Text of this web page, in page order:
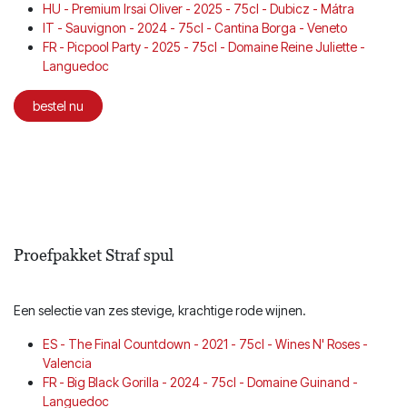
HU - Premium Irsai Oliver - 2025 - 75cl - Dubicz - Mátra
IT - Sauvignon - 2024 - 75cl - Cantina Borga - Veneto
FR - Picpool Party - 2025 - 75cl - Domaine Reine Juliette -
Languedoc
bestel nu
Proefpakket Straf spul
Een selectie van zes stevige, krachtige rode wijnen.
ES - The Final Countdown - 2021 - 75cl - Wines N' Roses -
Valencia
FR - Big Black Gorilla - 2024 - 75cl - Domaine Guinand -
Languedoc